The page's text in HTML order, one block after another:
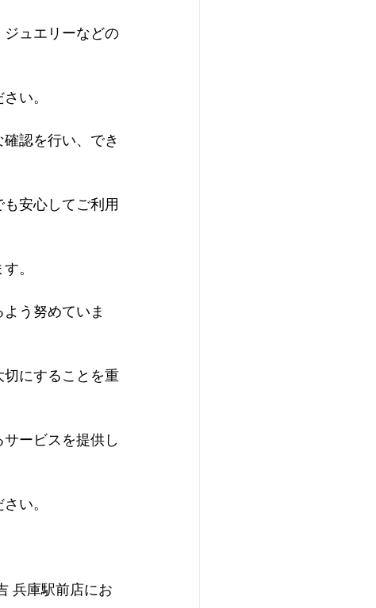
ュエリーなどの
い。
認を行い、でき
安心してご利用
。
う努めていま
にすることを重
ービスを提供し
い。
兵庫駅前店にお